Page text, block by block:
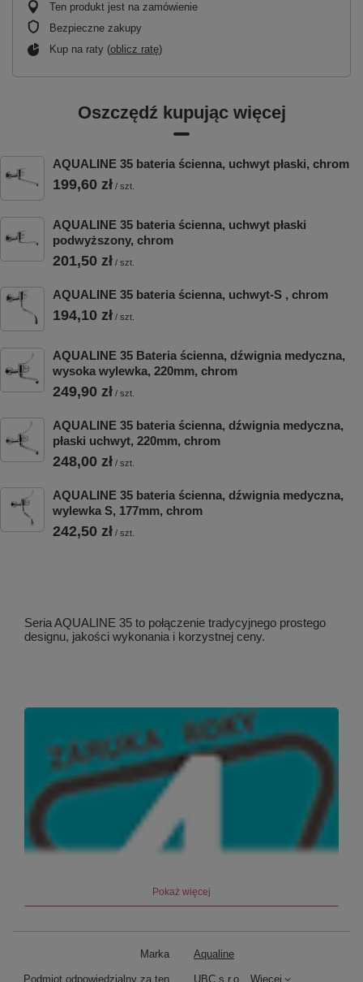
Ten produkt jest na zamówienie
Bezpieczne zakupy
Kup na raty (oblicz ratę)
Oszczędź kupując więcej
AQUALINE 35 bateria ścienna, uchwyt płaski, chrom
199,60 zł / szt.
AQUALINE 35 bateria ścienna, uchwyt płaski
podwyższony, chrom
201,50 zł / szt.
AQUALINE 35 bateria ścienna, uchwyt-S , chrom
194,10 zł / szt.
AQUALINE 35 Bateria ścienna, dźwignia medyczna,
wysoka wylewka, 220mm, chrom
249,90 zł / szt.
AQUALINE 35 bateria ścienna, dźwignia medyczna,
płaski uchwyt, 220mm, chrom
248,00 zł / szt.
AQUALINE 35 bateria ścienna, dźwignia medyczna,
wylewka S, 177mm, chrom
242,50 zł / szt.
Seria AQUALINE 35 to połączenie tradycyjnego prostego
designu, jakości wykonania i korzystnej ceny.
Pokaż więcej
Marka Aqualine
Podmiot odpowiedzialny za ten UBC s.r.o. Więcej